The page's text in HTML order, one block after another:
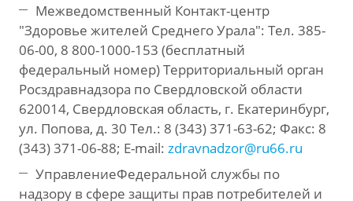
Межведомственный Контакт-центр
"Здоровье жителей Среднего Урала": Тел. 385-
06-00, 8 800-1000-153 (бесплатный
федеральный номер) Территориальный орган
Росздравнадзора по Свердловской области
620014, Свердловская область, г. Екатеринбург,
ул. Попова, д. 30 Тел.: 8 (343) 371-63-62; Факс: 8
(343) 371-06-88; E-mail: zdravnadzor@ru66.ru
УправлениеФедеральной службы по
надзору в сфере защиты прав потребителей и